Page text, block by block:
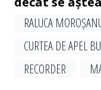
RALUCA
CURTEA DE APEL
RECORDER